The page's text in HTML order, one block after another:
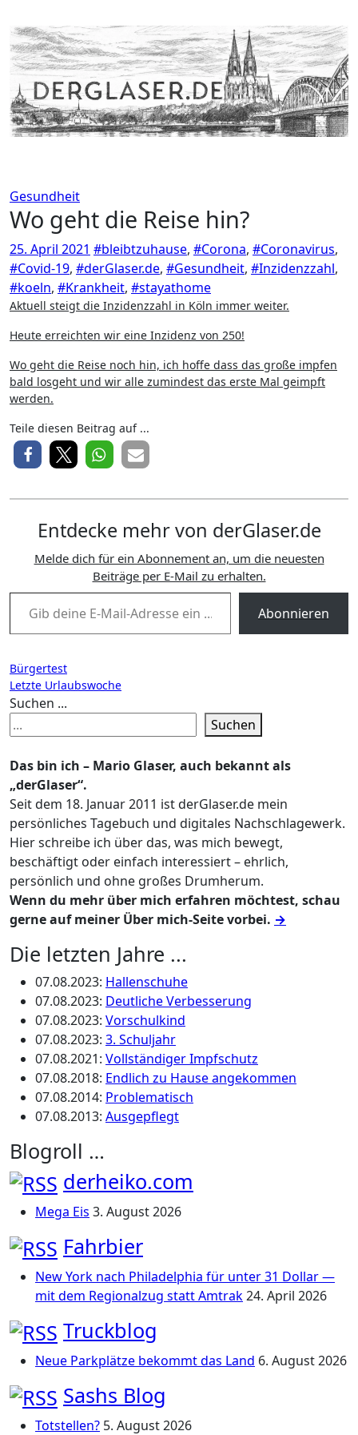
Inhalt
springen
Gesundheit
Wo geht die Reise hin?
25. April 2021 #bleibtzuhause, #Corona, #Coronavirus,
#Covid-19, #derGlaser.de, #Gesundheit, #Inzidenzzahl,
#koeln, #Krankheit, #stayathome
Aktuell steigt die Inzidenzzahl in Köln immer weiter.
Heute erreichten wir eine Inzidenz von 250!
Wo geht die Reise noch hin, ich hoffe dass das große impfen
bald losgeht und wir alle zumindest das erste Mal geimpft
werden.
Teile diesen Beitrag auf ...
Entdecke mehr von derGlaser.de
Melde dich für ein Abonnement an, um die neuesten
Beiträge per E-Mail zu erhalten.
Gib deine E-Mail-Adresse ein ...
Abonnieren
Beitragsnavigation
Bürgertest
Letzte Urlaubswoche
Suchen ...
Suchen
Das bin ich – Mario Glaser, auch bekannt als
„derGlaser“.
Seit dem 18. Januar 2011 ist derGlaser.de mein
persönliches Tagebuch und digitales Nachschlagewerk.
Hier schreibe ich über das, was mich bewegt,
beschäftigt oder einfach interessiert – ehrlich,
persönlich und ohne großes Drumherum.
Wenn du mehr über mich erfahren möchtest, schau
gerne auf meiner Über mich-Seite vorbei. →
Die letzten Jahre ...
07.08.2023: Hallenschuhe
07.08.2023: Deutliche Verbesserung
07.08.2023: Vorschulkind
07.08.2023: 3. Schuljahr
07.08.2021: Vollständiger Impfschutz
07.08.2018: Endlich zu Hause angekommen
07.08.2014: Problematisch
07.08.2013: Ausgepflegt
Blogroll …
derheiko.com
Mega Eis 3. August 2026
Fahrbier
New York nach Philadelphia für unter 31 Dollar —
mit dem Regionalzug statt Amtrak24. April 2026
Truckblog
Neue Parkplätze bekommt das Land 6. August 2026
Sashs Blog
Totstellen? 5. August 2026